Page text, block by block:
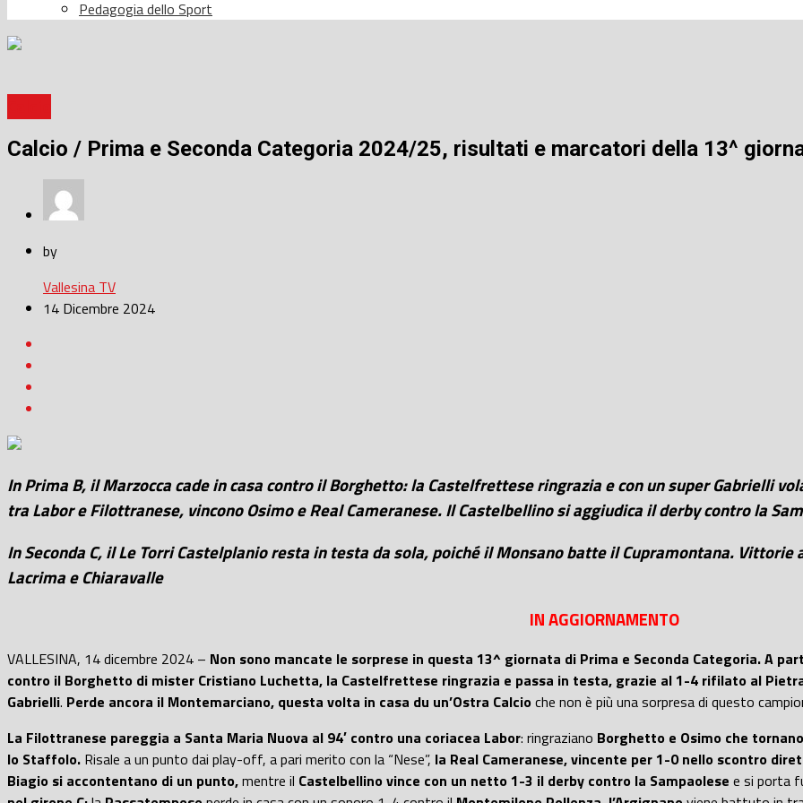
Pedagogia dello Sport
Calcio / Prima e Seconda Categoria 2024/25, risultati e marcatori della 13^
by
Vallesina TV
14 Dicembre 2024
In Prima B, il Marzocca cade in casa contro il Borghetto: la Castelfrettese ringrazia e con un super Gabrielli
tra Labor e Filottranese, vincono Osimo e Real Cameranese. Il Castelbellino si aggiudica il derby contro la
In Seconda C, il Le Torri Castelplanio resta in testa da sola, poiché il Monsano batte il Cupramontana.
Lacrima e Chiaravalle
IN AGGIORNAMENTO
VALLESINA, 14 dicembre 2024 – Non sono mancate le sorprese in questa 13^ giornata di Prima e Seconda Categoria. A
contro il Borghetto di mister Cristiano Luchetta, la Castelfrettese ringrazia e passa in testa, grazie al 1-4 rifilato al
Gabrielli. Perde ancora il Montemarciano, questa volta in casa du un’Ostra Calcioche non è più una sorpresa di questo
La Filottranese pareggia a Santa Maria Nuova al 94′ contro una coriacea Labor: ringraziano Borghetto e Osimo che
lo Staffolo. Risale a un punto dai play-off, a pari merito con la “Nese”, la Real Cameranese, vincente per 1-0 nello scontro
Biagio si accontentano di un punto,mentre il Castelbellinovince con un netto 1-3 il derby contro la Sampaolese e si porta